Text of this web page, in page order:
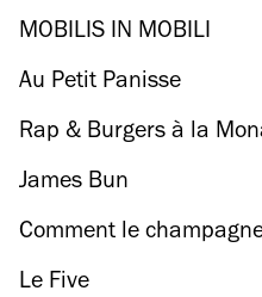
MOBILIS IN MOBILI
Au Petit Panisse
Rap & Burgers à la
James Bun
Comment le
de notre époque
Le Five